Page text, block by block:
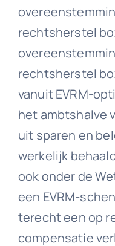
rechtsherstel
rechtsherstel
vanuit EVRM-
het ambtshalve
uit sparen en
werkelijk
ook onder de
een EVRM-
terecht een op
compensatie